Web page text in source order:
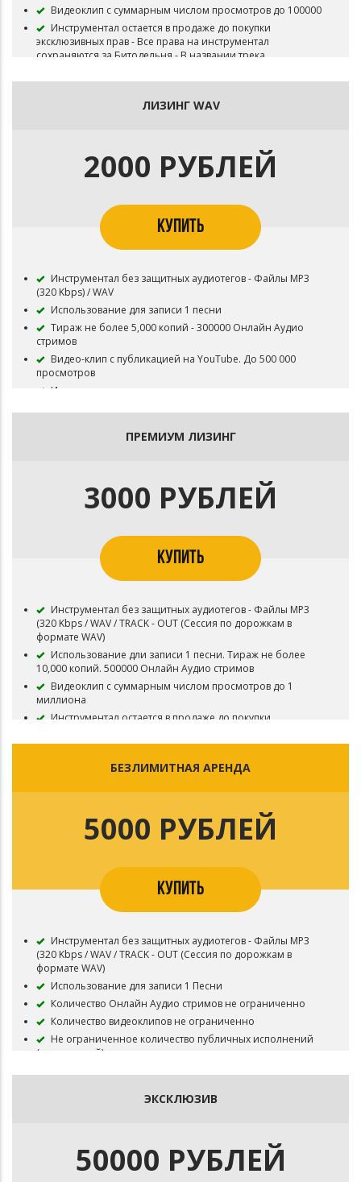
Видеоклип с суммарным числом просмотров до 100000
Инструментал остается в продаже до покупки
эксклюзивных прав - Все права на инструментал
сохраняются за Битодельня - В названии трека
совместный то и второго битмейкера
Публикация на площадку BOOM и в систему Content ID
ЛИЗИНГ WAV
2000 РУБЛЕЙ
КУПИТЬ
Инструментал без защитных аудиотегов - Файлы MP3
(320 Kbps) / WAV
Использование для записи 1 песни
Тираж не более 5,000 копий - 300000 Онлайн Аудио
стримов
Видео-клип с публикацией на YouTube. До 500 000
просмотров
Инструментал остается в продаже до покупки
В названии трека необходимо указать (Prod.
запрещена
Приобретая данный тип лицензии Вы соглашаетесь с
ПРЕМИУМ ЛИЗИНГ
3000 РУБЛЕЙ
КУПИТЬ
Инструментал без защитных аудиотегов - Файлы MP3
(320 Kbps / WAV / TRACK - OUT (Сессия по дорожкам в
формате WAV)
Использование дли записи 1 песни. Тираж не более
10,000 копий. 500000 Онлайн Аудио стримов
Видеоклип с суммарным числом просмотров до 1
миллиона
Инструментал остается в продаже до покупки
В названии трека необходимо указать (Prod.
Приобретая данный тип лицензии Вы соглашаетесь с
условиями пользования.
БЕЗЛИМИТНАЯ АРЕНДА
5000 РУБЛЕЙ
КУПИТЬ
Инструментал без защитных аудиотегов - Файлы MP3
(320 Kbps / WAV / TRACK - OUT (Сессия по дорожкам в
формате WAV)
Использование для записи 1 Песни
Количество Онлайн Аудио стримов не ограниченно
Количество видеоклипов не ограниченно
Не ограниченное количество публичных исполнений
(выступлений)
Приобретая данный тип лицензии Вы соглашаетесь с
ЭКСКЛЮЗИВ
50000 РУБЛЕЙ